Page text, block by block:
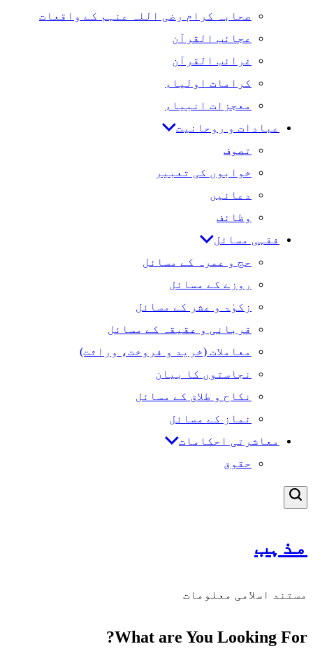
صحابہ کرام رضی اللہ عنہم کے واقعات
عجائب القرآن
غرائب القرآن
کرامات اولیاء
معجزات انبیاء
عبادات و روحانیت
تصوف
خوابوں کی تعبیر
دعائیں
وظائف
فقہی مسائل
حج و عمرہ کے مسائل
روزے کے مسائل
زکوٰۃ و عشر کے مسائل
قربانی و عقیقہ کے مسائل
معاملات (خرید و فروخت، وراثت)
نجاستوں کا بیان
نکاح و طلاق کے مسائل
نماز کے مسائل
معاشرتی احکامات
حقوق
مذہب
مستند اسلامی معلومات
What are You Looking For?